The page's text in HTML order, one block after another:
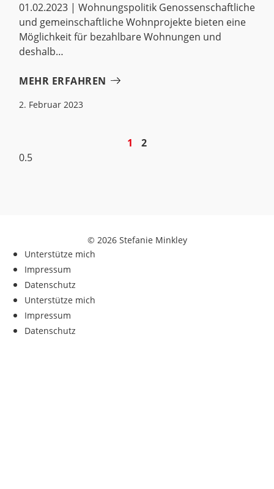
01.02.2023 | Wohnungspolitik Genossenschaftliche
und gemeinschaftliche Wohnprojekte bieten eine
Möglichkeit für bezahlbare Wohnungen und
deshalb
MEHR ERFAHREN
2. Februar 2023
1 2
© 2026 Stefanie Minkley
Unterstütze mich
Impressum
Datenschutz
Unterstütze mich
Impressum
Datenschutz